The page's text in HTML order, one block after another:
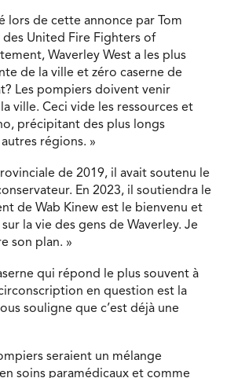
lors de cette annonce par Tom
United Fire Fighters of
Waverley West a les plus
de la ville et zéro caserne de
Les pompiers doivent venir
ville. Ceci vide les ressources et
précipitant des plus longs
régions. »
de 2019, il avait soutenu le
En 2023, il soutiendra le
de Wab Kinew est le bienvenu et
la vie des gens de Waverley. Je
son plan. »
qui répond le plus souvent à
en question est la
souligne que c’est déjà une
seraient un mélange
soins paramédicaux et comme